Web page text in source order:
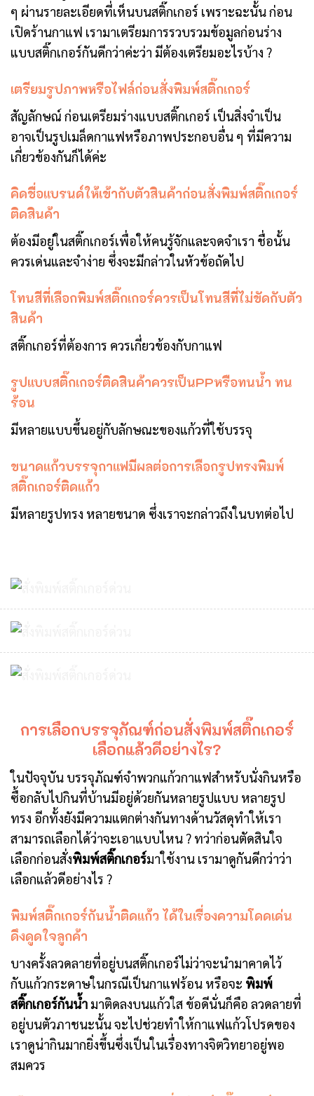
ๆ ผ่านรายละเอียดที่เห็นบนสติ๊กเกอร์ เพราะฉะนั้น ก่อน
เปิดร้านกาแฟ เรามาเตรียมการรวบรวมข้อมูลก่อนร่าง
แบบสติ๊กเกอร์กันดีกว่าค่ะว่า มีต้องเตรียมอะไรบ้าง ?
เตรียมรูปภาพหรือไฟล์ก่อนสั่งพิมพ์สติ๊กเกอร์
สัญลักษณ์ ก่อนเตรียมร่างแบบสติ๊กเกอร์ เป็นสิ่งจำเป็น
อาจเป็นรูปเมล็ดกาแฟหรือภาพประกอบอื่น ๆ ที่มีความ
เกี่ยวข้องกันก็ได้ค่ะ
คิดชื่อแบรนด์ให้เข้ากับตัวสินค้าก่อนสั่งพิมพ์สติ๊กเกอร์
ติดสินค้า
ต้องมีอยู่ในสติ๊กเกอร์เพื่อให้คนรู้จักและจดจำเรา ชื่อนั้น
ควรเด่นและจำง่าย ซึ่งจะมีกล่าวในหัวข้อถัดไป
โทนสีที่เลือกพิมพ์สติ๊กเกอร์ควรเป็นโทนสีที่ไม่ขัดกับตัว
สินค้า
สติ๊กเกอร์ที่ต้องการ ควรเกี่ยวข้องกับกาแฟ
รูปแบบสติ๊กเกอร์ติดสินค้าควรเป็นPPหรือทนน้ำ ทน
ร้อน
มีหลายแบบขึ้นอยู่กับลักษณะของแก้วที่ใช้บรรจุ
ขนาดแก้วบรรจุกาแฟมีผลต่อการเลือกรูปทรงพิมพ์
สติ๊กเกอร์ติดแก้ว
มีหลายรูปทรง หลายขนาด ซึ่งเราจะกล่าวถึงในบทต่อไป
การเลือกบรรจุภัณฑ์ก่อนสั่งพิมพ์สติ๊กเกอร์
เลือกแล้วดีอย่างไร?
ในปัจจุบัน บรรจุภัณฑ์จำพวกแก้วกาแฟสำหรับนั่งกินหรือ
ซื้อกลับไปกินที่บ้านมีอยู่ด้วยกันหลายรูปแบบ หลายรูป
ทรง อีกทั้งยังมีความแตกต่างกันทางด้านวัสดุทำให้เรา
สามารถเลือกได้ว่าจะเอาแบบไหน ? ทว่าก่อนตัดสินใจ
เลือกก่อนสั่งพิมพ์สติ๊กเกอร์มาใช้งาน เรามาดูกันดีกว่าว่า
เลือกแล้วดีอย่างไร ?
พิมพ์สติ๊กเกอร์กันน้ำติดแก้ว ได้ในเรื่องความโดดเด่น
ดึงดูดใจลูกค้า
บางครั้งลวดลายที่อยู่บนสติ๊กเกอร์ไม่ว่าจะนำมาคาดไว้
กับแก้วกระดาษในกรณีเป็นกาแฟร้อน หรือจะ พิมพ์
สติ๊กเกอร์กันน้ำ มาติดลงบนแก้วใส ข้อดีนั่นก็คือ ลวดลายที่
อยู่บนตัวภาชนะนั้น จะไปช่วยทำให้กาแฟแก้วโปรดของ
เราดูน่ากินมากยิ่งขึ้นซึ่งเป็นในเรื่องทางจิตวิทยาอยู่พอ
สมควร